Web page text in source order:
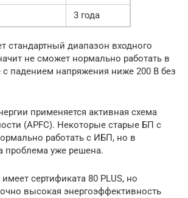
3 года
стандартный диапазон входного
не сможет нормально работать в
с падением напряжения ниже 200 В без
применяется активная схема
(APFC). Некоторые старые БП с
работать с ИБП, но в
проблема уже решена.
сертификата 80 PLUS, но
высокая энергоэффективность